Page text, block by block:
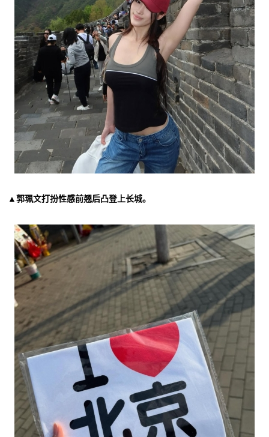
▲郭珮文打扮性感前翘后凸登上长城。